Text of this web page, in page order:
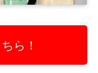
ら！